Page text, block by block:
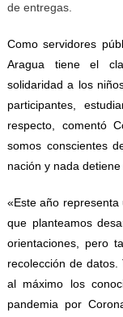
de entregas.
Como servidores
Aragua tiene el
solidaridad a los
participantes,
respecto, comentó
somos conscientes
nación y nada
«Este año
que planteamos
orientaciones, pero
recolección de
al máximo los
pandemia por